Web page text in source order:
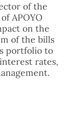
of the
APOYO
on the
of the bills
portfolio to
rates,